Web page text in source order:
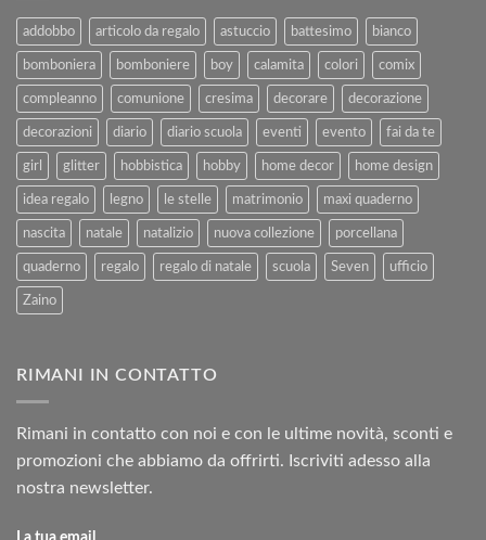
Rimborso
2025
addobbo articolo da regalo astuccio battesimo bianco
bomboniera bomboniere boy calamita colori comix
compleanno comunione cresima decorare decorazione
decorazioni diario diario scuola eventi evento fai da te
girl glitter hobbistica hobby home decor home design
idea regalo legno le stelle matrimonio maxi quaderno
nascita natale natalizio nuova collezione porcellana
quaderno regalo regalo di natale scuola Seven ufficio
Zaino
RIMANI IN CONTATTO
Rimani in contatto con noi e con le ultime novità, sconti e
promozioni che abbiamo da offrirti. Iscriviti adesso alla
nostra newsletter.